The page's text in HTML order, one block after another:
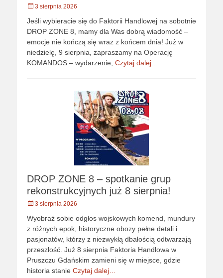
Opublikowano
3 sierpnia 2026
Jeśli wybieracie się do Faktorii Handlowej na sobotnie
DROP ZONE 8, mamy dla Was dobrą wiadomość –
emocje nie kończą się wraz z końcem dnia! Już w
niedzielę, 9 sierpnia, zapraszamy na Operację
KOMANDOS – wydarzenie, Czytaj dalej…
DROP ZONE 8 – spotkanie grup
rekonstrukcyjnych już 8 sierpnia!
Opublikowano
3 sierpnia 2026
Wyobraź sobie odgłos wojskowych komend, mundury
z różnych epok, historyczne obozy pełne detali i
pasjonatów, którzy z niezwykłą dbałością odtwarzają
przeszłość. Już 8 sierpnia Faktoria Handlowa w
Pruszczu Gdańskim zamieni się w miejsce, gdzie
historia stanie Czytaj dalej…